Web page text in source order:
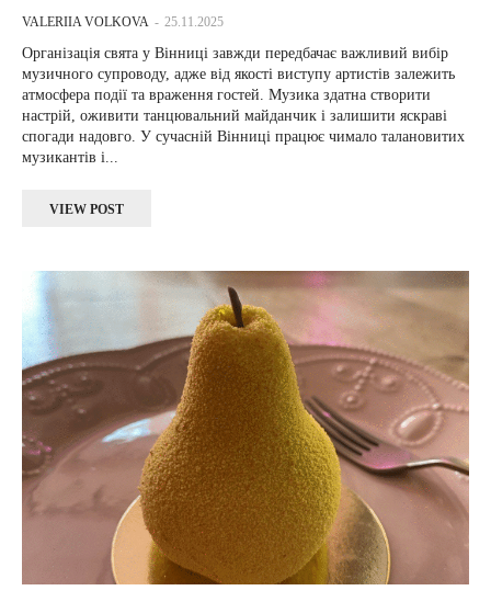
VALERIIA VOLKOVA - 25.11.2025
Організація свята у Вінниці завжди передбачає важливий вибір
музичного супроводу, адже від якості виступу артистів залежить
атмосфера події та враження гостей. Музика здатна створити
настрій, оживити танцювальний майданчик і залишити яскраві
спогади надовго. У сучасній Вінниці працює чимало талановитих
музикантів і...
VIEW POST